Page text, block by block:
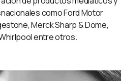
como Ford Motor
Merck Sharp & Dome,
entre otros.